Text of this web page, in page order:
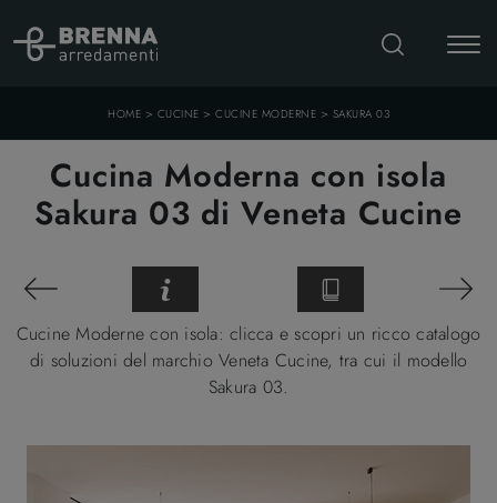
HOME > CUCINE > CUCINE MODERNE > SAKURA 03
Cucina Moderna con isola
Sakura 03 di Veneta Cucine
Cucine Moderne con isola: clicca e scopri un ricco catalogo
di soluzioni del marchio Veneta Cucine, tra cui il modello
Sakura 03.